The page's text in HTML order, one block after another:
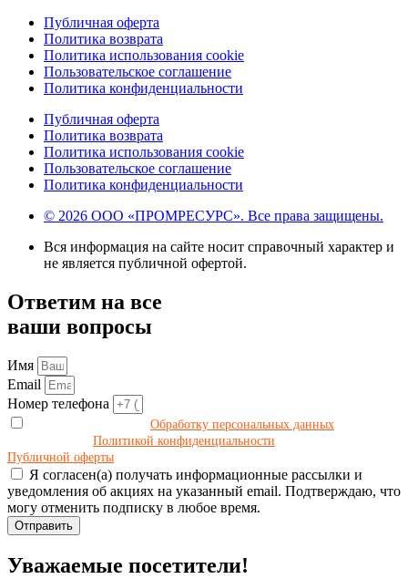
Публичная оферта
Политика возврата
Политика использования cookie
Пользовательское соглашение
Политика конфиденциальности
Публичная оферта
Политика возврата
Политика использования cookie
Пользовательское соглашение
Политика конфиденциальности
© 2026 ООО «ПРОМРЕСУРС». Все права защищены.
Вся информация на сайте носит справочный характер и
не является публичной офертой.
Ответим на все
ваши вопросы
Имя
Email
Номер телефона
Обработку персональных данных
Политикой конфиденциальности
Публичной оферты
Я согласен(а) получать информационные рассылки и
уведомления об акциях на указанный email. Подтверждаю, что
могу отменить подписку в любое время.
Отправить
Уважаемые посетители!